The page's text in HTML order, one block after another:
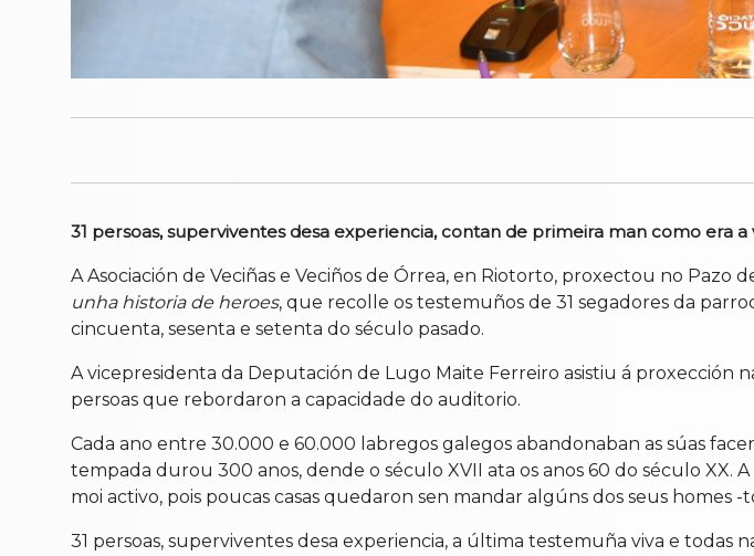
31 persoas, superviventes desa experiencia, contan de primeira man como era
A Asociación de Veciñas e Veciños de Órrea, en Riotorto, proxectou no Pazo
unha historia de heroes, que recolle os testemuños de 31 segadores da
cincuenta, sesenta e setenta do século pasado.
A vicepresidenta da Deputación de Lugo Maite Ferreiro asistiu á
persoas que rebordaron a capacidade do auditorio.
Cada ano entre 30.000 e 60.000 labregos galegos abandonaban as súas
tempada durou 300 anos, dende o século XVII ata os anos 60 do século
moi activo, pois poucas casas quedaron sen mandar algúns dos seus homes
31 persoas, superviventes desa experiencia, a última testemuña viva e todas